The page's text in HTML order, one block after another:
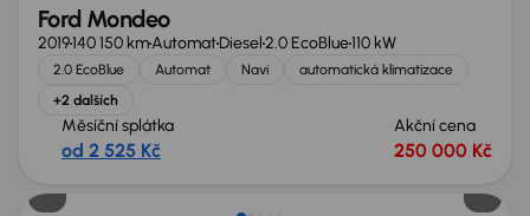
Ford Mondeo
2019140 150 kmAutomatDiesel2.0 EcoBlue110 kW
2.0 EcoBlue Automat Navi
automatická klimatizace
+2 dalších
Měsíční splátka
od 2 525 Kč
Akční cena
250 000 Kč
Zlevněno o 50 000 Kč